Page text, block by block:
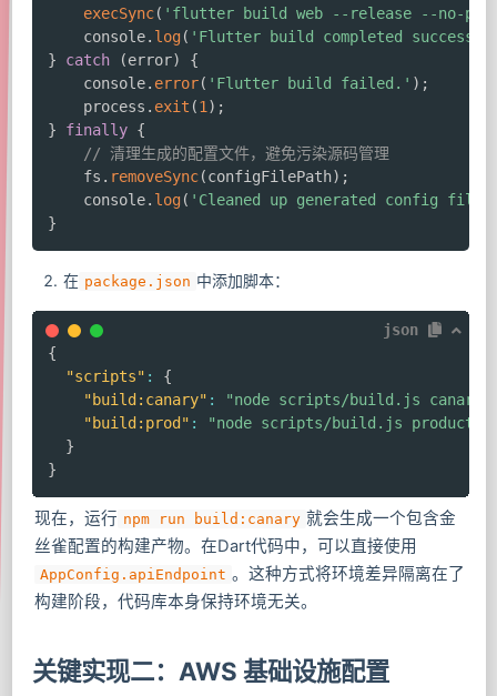
execSync( 'flutter build web --release --no-
    console
. log( 'Flutter build completed
}
catch (error)
{
    console
. error( 'Flutter build failed.' ) ;
    process
. exit (1 ) ;
}
finally {
// 清理生成的配置文件，避免污染源码管理
    fs
. removeSync(configFilePath) ;
    console
. log( 'Cleaned up generated config
}
在 package.json 中添加脚本：
json
{
"scripts" :
{
"build:canary" : "node scripts/build.js canary"
"build:prod" :
"node scripts/build.js
}
}
现在，运行 npm run build:canary 就会生成一个包含金
丝雀配置的构建产物。在Dart代码中，可以直接使用
AppConfig.apiEndpoint 。这种方式将环境差异隔离在了
构建阶段，代码库本身保持环境无关。
关键实现二：AWS 基础设施配置